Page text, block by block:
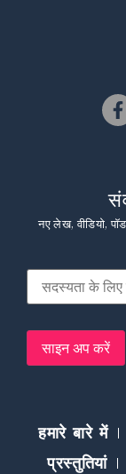
नए लेख, वीडियो,
हमारे बारे में
प्रस्तुतियां